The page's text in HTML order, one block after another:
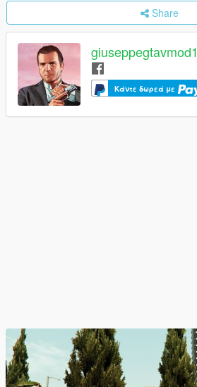
Share
giuseppegtavmod1
Κάντε δωρεά με